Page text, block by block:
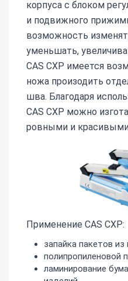
корпуса с блоком
и подвижного
возможность
уменьшать,
CAS CXP имеется
ножа произодить
шва. Благодаря
CAS CXP можно
ровными и
Применение CAS CXP:
запайка пакетов из
полипропиленовой
ламинирование